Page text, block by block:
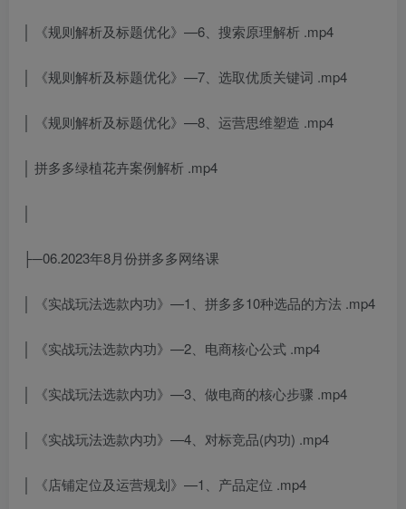
│ 《规则解析及标题优化》—6、搜索原理解析 .mp4
│ 《规则解析及标题优化》—7、选取优质关键词 .mp4
│ 《规则解析及标题优化》—8、运营思维塑造 .mp4
│ 拼多多绿植花卉案例解析 .mp4
├─06.2023年8月份拼多多网络课
│ 《实战玩法选款内功》—1、拼多多10种选品的方法 .mp4
│ 《实战玩法选款内功》—2、电商核心公式 .mp4
│ 《实战玩法选款内功》—3、做电商的核心步骤 .mp4
│ 《实战玩法选款内功》—4、对标竞品(内功) .mp4
│ 《店铺定位及运营规划》—1、产品定位 .mp4